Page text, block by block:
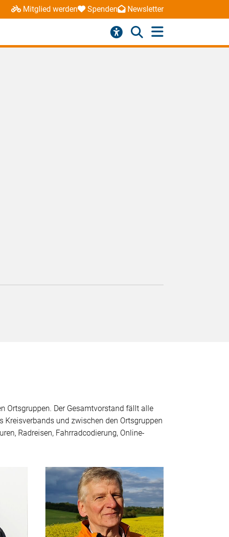
Mitglied werden Spenden Newsletter
Ortsgruppen. Der Gesamtvorstand fällt alle
und zwischen den Ortsgruppen
Radreisen, Fahrradcodierung, Online-